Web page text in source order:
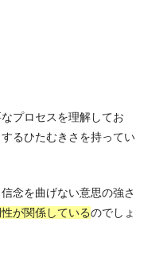
プロセスを理解してお
るひたむきさを持ってい
念を曲げない意思の強さ
が関係しているのでしょ